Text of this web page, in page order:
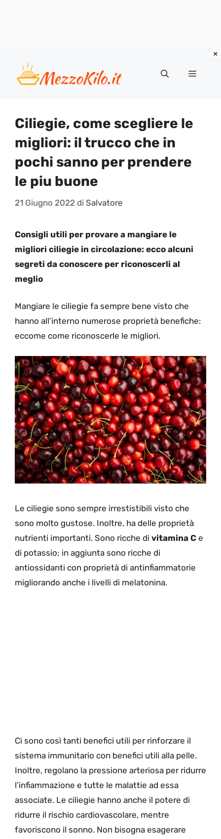
contenuto
Menu
Ciliegie, come scegliere le
migliori: il trucco che in
pochi sanno per prendere
le piu buone
21 Giugno 2022 di Salvatore
Consigli utili per provare a mangiare le
migliori ciliegie in circolazione: ecco alcuni
segreti da conoscere per riconoscerli al
meglio
Mangiare le ciliegie fa sempre bene visto che
hanno all’interno numerose proprietà benefiche:
eccome come riconoscerle le migliori.
Le ciliegie sono sempre irrestistibili visto che
sono molto gustose. Inoltre, ha delle proprietà
nutrienti importanti. Sono ricche di vitamina C e
di potassio; in aggiunta sono ricche di
antiossidanti con proprietà di antinfiammatorie
migliorando anche i livelli di melatonina.
Ci sono così tanti benefici utili per rinforzare il
sistema immunitario con benefici utili alla pelle.
Inoltre, regolano la pressione arteriosa per ridurre
l’infiammazione e tutte le malattie ad essa
associate. Le ciliegie hanno anche il potere di
ridurre il rischio cardiovascolare, mentre
favoriscono il sonno. Non bisogna esagerare